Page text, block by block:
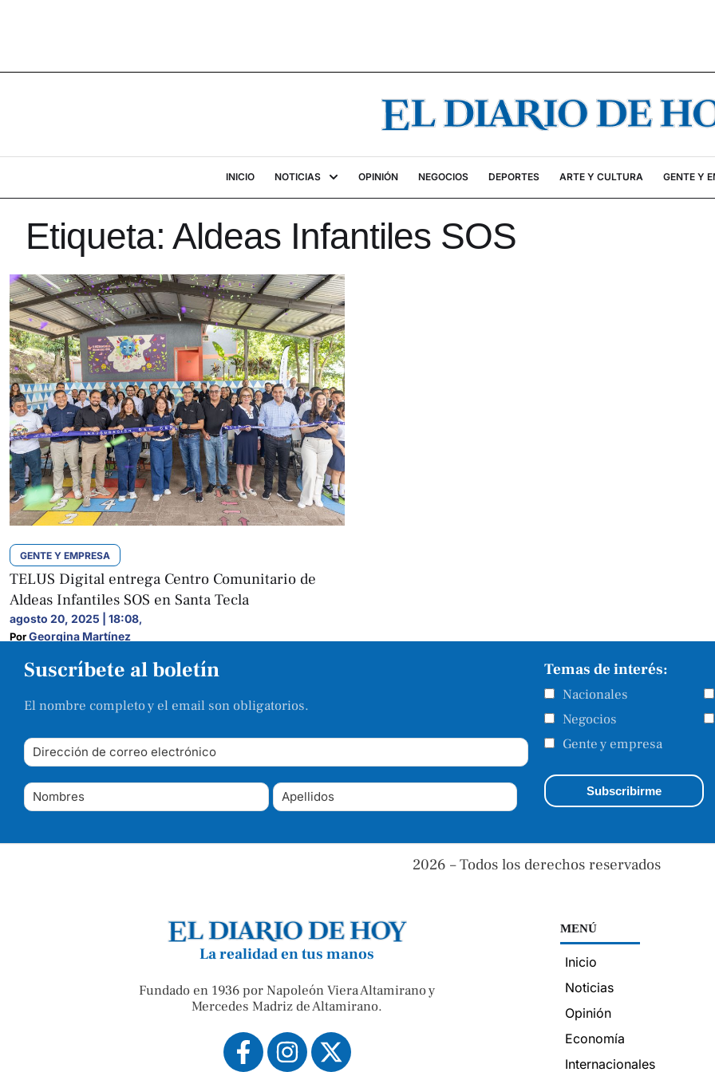
INICIO NOTICIAS OPINIÓN NEGOCIOS DEPORTES ARTE Y CULTURA GENTE Y
Etiqueta: Aldeas Infantiles SOS
GENTE Y EMPRESA
TELUS Digital entrega Centro Comunitario de
Aldeas Infantiles SOS en Santa Tecla
agosto 20, 2025 | 18:08,
Por Georgina Martínez
Suscríbete al boletín
El nombre completo y el email son obligatorios.
Temas de interés:
Nacionales
Negocios
Gente y empresa
2026 – Todos los derechos reservados
La realidad en tus manos
Fundado en 1936 por Napoleón Viera Altamirano y
Mercedes Madriz de Altamirano.
MENÚ
Inicio
Noticias
Opinión
Economía
Internacionales